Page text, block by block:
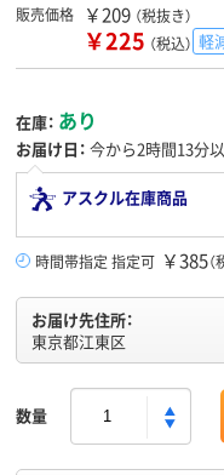
販売価格 ￥209 （税抜き）
￥225 （税込） 軽
在庫： あり
お届け日： 今から2時間13分
アスクル在庫商品
時間帯指定 指定可 ￥385（
お届け先住所：
東京都江東区
数量